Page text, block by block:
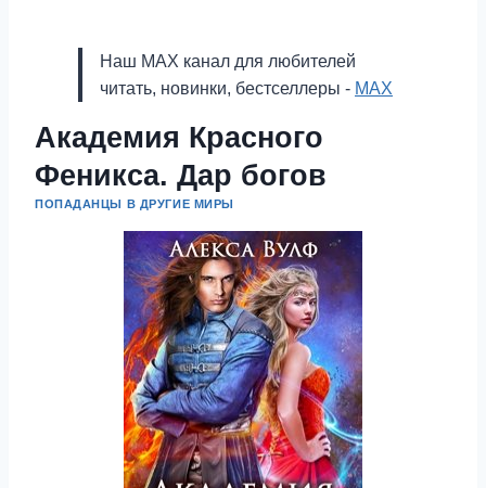
Наш MAX канал для любителей
читать, новинки, бестселлеры - MAX
Академия Красного
Феникса. Дар богов
ПОПАДАНЦЫ В ДРУГИЕ МИРЫ